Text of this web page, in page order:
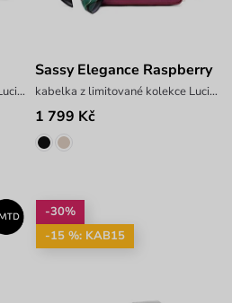
kabelka z limitované kolekce Lucie Borhyové
Sassy Elegance Raspberry
kabelka z limitované kolekce Lucie Borhyové
1 799 Kč
-30%
-15 %: KAB15